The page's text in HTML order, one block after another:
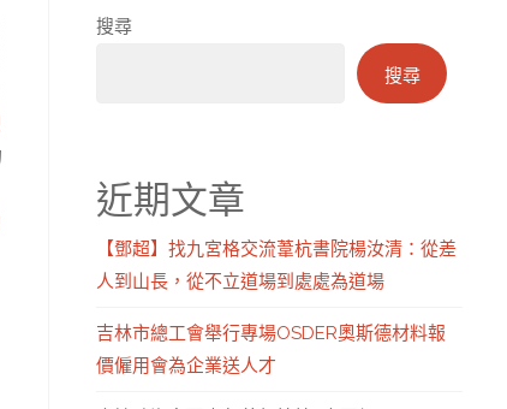
搜尋
搜尋
近期文章
【鄧超】找九宮格交流葦杭書院楊汝清：從差
人到山長，從不立道場到處處為道場
吉林市總工會舉行專場OSDER奧斯德材料報
價僱用會為企業送人才